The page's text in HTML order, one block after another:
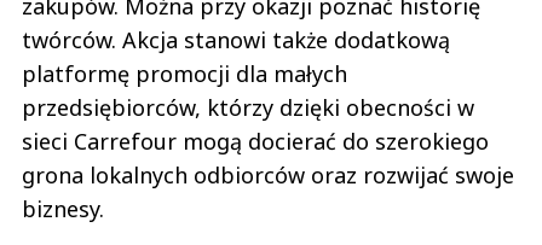
zakupów. Można przy okazji poznać historię
twórców. Akcja stanowi także dodatkową
platformę promocji dla małych
przedsiębiorców, którzy dzięki obecności w
sieci Carrefour mogą docierać do szerokiego
grona lokalnych odbiorców oraz rozwijać swoje
biznesy.